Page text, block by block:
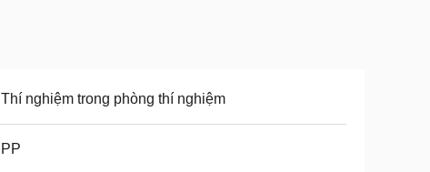
Thí nghiệm trong phòng thí nghiệm
PP